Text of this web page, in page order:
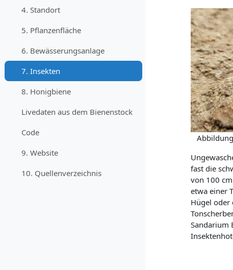
4. Standort
5. Pflanzenfläche
6. Bewässerungsanlage
7. Insekten
8. Honigbiene
Livedaten aus dem Bienenstock
Code
9. Website
10. Quellenverzeichnis
fast die
von 100
etwa einer
Hügel oder
Sandarium